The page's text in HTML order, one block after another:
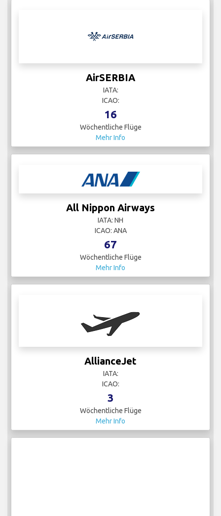
AirSERBIA
IATA:
ICAO:
16
Wöchentliche Flüge
Mehr Info
All Nippon Airways
IATA: NH
ICAO: ANA
67
Wöchentliche Flüge
Mehr Info
AllianceJet
IATA:
ICAO:
3
Wöchentliche Flüge
Mehr Info